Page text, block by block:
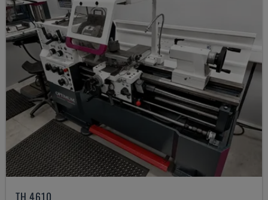
TH 4610